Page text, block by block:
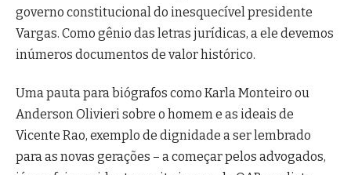
governo constitucional do inesquecível presidente
Vargas. Como gênio das letras jurídicas, a ele devemos
inúmeros documentos de valor histórico.
Uma pauta para biógrafos como Karla Monteiro ou
Anderson Olivieri sobre o homem e as ideais de
Vicente Rao, exemplo de dignidade a ser lembrado
para as novas gerações – a começar pelos advogados,